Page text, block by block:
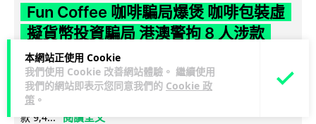
本網站正使用 Cookie
我們使用 Cookie 改善網站體驗。 繼續使用
我們的網站即表示您同意我們的 Cookie 政
策 。
Fun Coffee 咖啡騙局爆煲 咖啡包裝虛
擬貨幣投資騙局 港澳警拘 8 人涉款
9,400 萬元
香港警方聯同澳門司警搗破以養生咖啡生意包裝的虛擬貨幣投
資騙局 Fun Coffee，兩地共拘捕 8 人，接獲逾 200 宗舉報，涉
款 9,4... 閱讀全文